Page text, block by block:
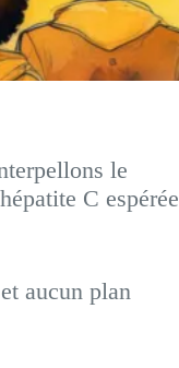
le
C espérée
aucun plan